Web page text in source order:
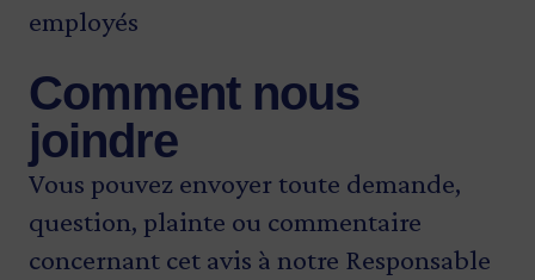
employés
Comment nous
joindre
Vous pouvez envoyer toute demande,
question, plainte ou commentaire
concernant cet avis à notre Responsable